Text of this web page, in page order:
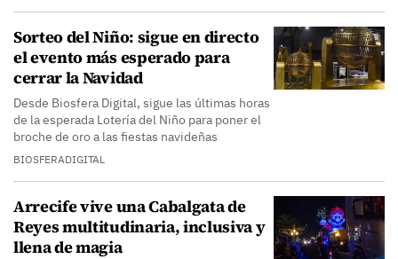
Sorteo del Niño: sigue en directo
el evento más esperado para
cerrar la Navidad
Desde Biosfera Digital, sigue las últimas horas
de la esperada Lotería del Niño para poner el
broche de oro a las fiestas navideñas
BIOSFERADIGITAL
Arrecife vive una Cabalgata de
Reyes multitudinaria, inclusiva y
llena de magia